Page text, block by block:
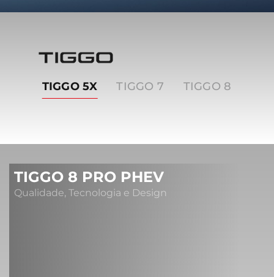
Tiggo
TIGGO 5X TIGGO 7 TIGGO 8
TIGGO 8 PRO PHEV
Qualidade, Tecnologia e Design